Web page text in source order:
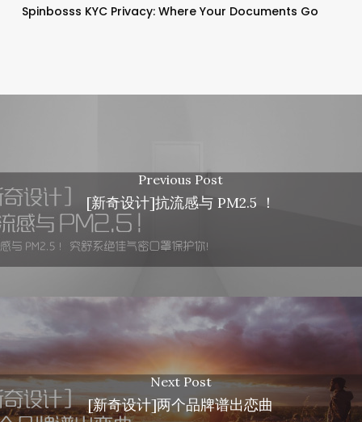
Spinbosss KYC Privacy: Where Your Documents Go
Previous Post
[新奇设计]抗流感与 PM2.5 ！
Next Post
[新奇设计]两个品牌谱出恋曲